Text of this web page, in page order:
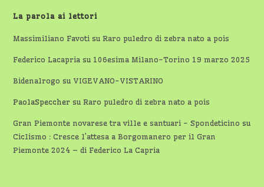
La parola ai lettori
Massimiliano Favoti suRaro puledro di zebra nato a pois
Federico Lacapria su 106esima Milano-Torino 19 marzo 2025
Bidenalrogo su VIGEVANO-VISTARINO
PaolaSpeccher suRaro puledro di zebra nato a pois
Gran Piemonte novarese tra ville e santuari - Spondeticino su
Ciclismo : Cresce l’attesa a Borgomanero per il Gran
Piemonte 2024 – di Federico La Capria